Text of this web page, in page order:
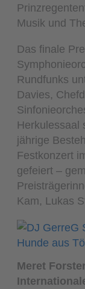
Musik und
Das finale
Rundfunks
Davies,
Herkulessaal
jährige
Festkonzert
gefeiert –
Kam, Lukas
Meret